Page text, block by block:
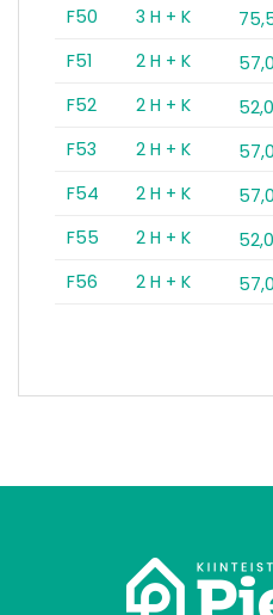
F50
3 H + K
F51
2 H + K
F52
2 H + K
F53
2 H + K
F54
2 H + K
F55
2 H + K
F56
2 H + K